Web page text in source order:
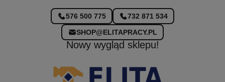
576 500 775
732 871 534
SHOP@ELITAPRACY.PL
Nowy wygląd sklepu!